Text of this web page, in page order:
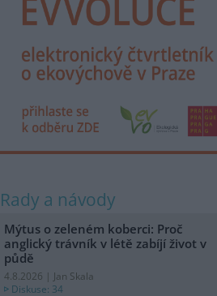
rady a návody
Mýtus o zeleném koberci: Proč
anglický trávník v létě zabíjí život v
půdě
4.8.2026 | Jan Skala
Diskuse: 34